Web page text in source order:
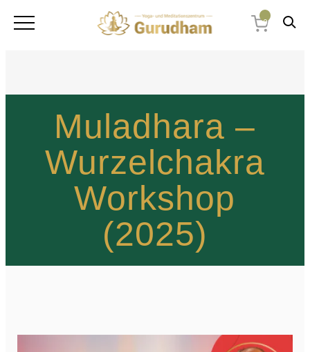
0
Muladhara –
Wurzelchakra
Workshop
(2025)